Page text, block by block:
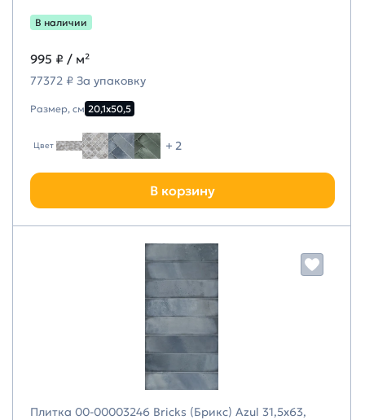
В наличии
995 ₽ / м²
77372 ₽ За упаковку
Размер, см 20,1х50,5
Цвет + 2
В корзину
Плитка 00-00003246 Bricks (Брикс) Azul 31,5х63,